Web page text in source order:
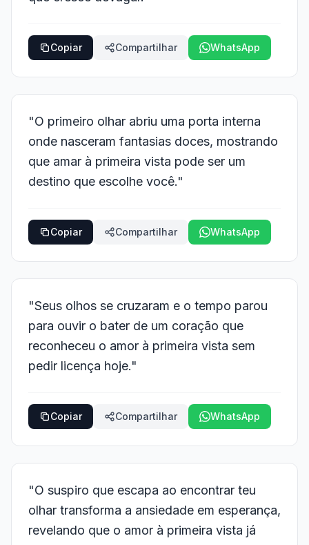
Copiar Compartilhar WhatsApp
"O primeiro olhar abriu uma porta interna
onde nasceram fantasias doces, mostrando
que amar à primeira vista pode ser um
destino que escolhe você."
Copiar Compartilhar WhatsApp
"Seus olhos se cruzaram e o tempo parou
para ouvir o bater de um coração que
reconheceu o amor à primeira vista sem
pedir licença hoje."
Copiar Compartilhar WhatsApp
"O suspiro que escapa ao encontrar teu
olhar transforma a ansiedade em esperança,
revelando que o amor à primeira vista já